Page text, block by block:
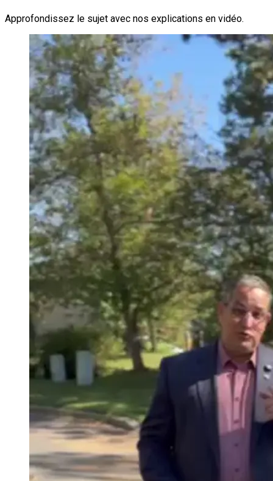
Approfondissez le sujet avec nos explications en vidéo.